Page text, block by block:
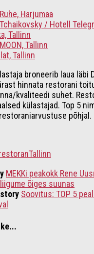
Harjumaa
/ Hotell
Tallinn
Tallinn
Tallinn
broneerib laua läbi
hinnata restorani
kvaliteedi suhet.
külastajad. Top 5
põhjal.
Tallinn
MEKKi peakokk Rene
õiges suunas
Soovitus: TOP 5